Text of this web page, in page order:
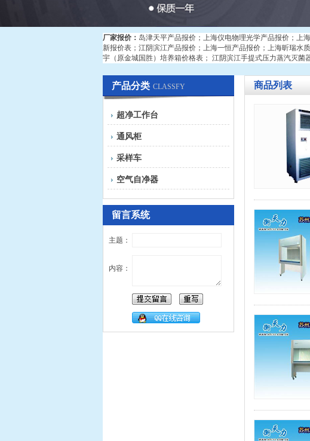
厂家报价： 岛津天平产品报价； 上海仪电物理光学产品报价； 上
新报价表； 江阴滨江产品报价； 上海一恒产品报价； 上海昕瑞水
宇（原金城国胜）培养箱价格表； 江阴滨江手提式压力蒸汽灭菌
产品分类 CLASSFY
超净工作台
通风柜
采样车
空气自净器
留言系统
主题：
内容：
商品列表